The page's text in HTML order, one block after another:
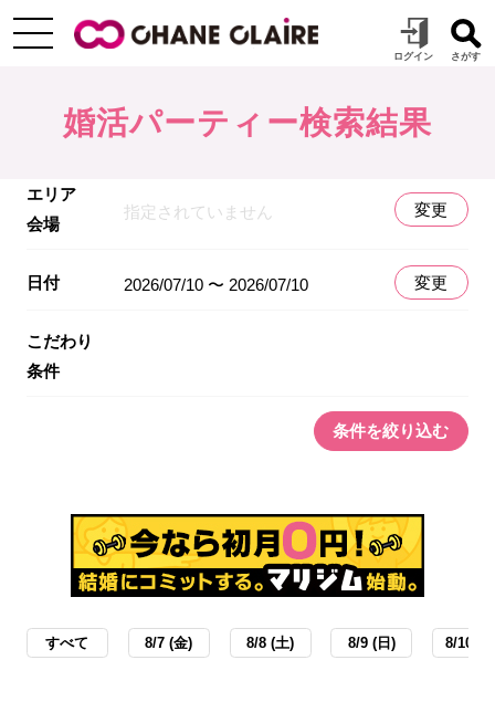
婚活パーティー検索結果
エリア
会場
指定されていません 変更
日付 2026/07/10 〜 2026/07/10 変更
こだわり
条件
条件を絞り込む
すべて 8/7 (金) 8/8 (土) 8/9 (日) 8/10 (